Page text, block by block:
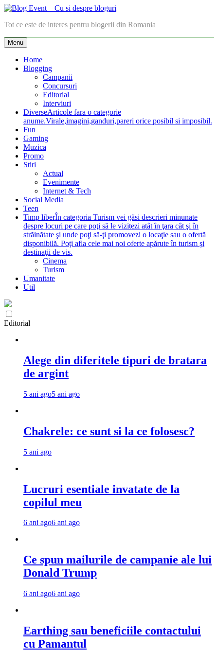
Skip
content
Blog Event – Cu si despre bloguri
Tot ce este de interes pentru blogerii din Romania
Menu
Home
Blogging
Campanii
Concursuri
Editorial
Interviuri
DiverseArticole fara o categorie
anume.Virale,imagini,ganduri,pareri orice posibil si imposibil.
Fun
Gaming
Muzica
Promo
Stiri
Actual
Evenimente
Internet & Tech
Social Media
Teen
Timp liberÎn categoria Turism vei găsi descrieri minunate
despre locuri pe care poţi să le vizitezi atât în ţara cât şi în
străinătate şi unde poţi să-ţi promovezi o locaţie sau o ofertă
disponibilă. Poţi afla cele mai noi oferte apărute în turism şi
destinaţii de vis.
Cinema
Turism
Umanitate
Util
Editorial
Alege din diferitele tipuri de bratara
de argint
5 ani ago5 ani ago
Chakrele: ce sunt si la ce folosesc?
5 ani ago
Lucruri esentiale invatate de la
copilul meu
6 ani ago6 ani ago
Ce spun mailurile de campanie ale lui
Donald Trump
6 ani ago6 ani ago
Earthing sau beneficiile contactului
cu Pamantul